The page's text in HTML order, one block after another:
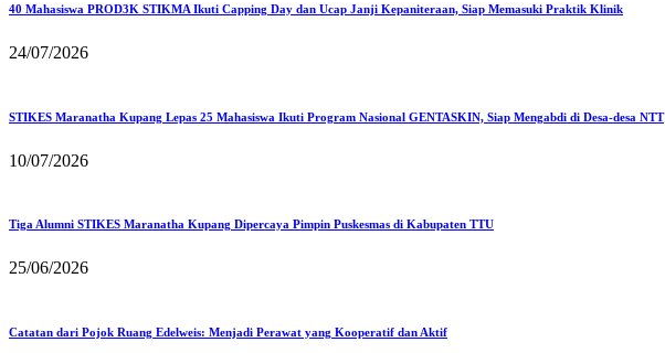
40 Mahasiswa PROD3K STIKMA Ikuti Capping Day dan Ucap Janji Kepaniteraan, Siap Memasuki Praktik Klinik
24/07/2026
STIKES Maranatha Kupang Lepas 25 Mahasiswa Ikuti Program Nasional GENTASKIN, Siap Mengabdi di Desa-desa NTT
10/07/2026
Tiga Alumni STIKES Maranatha Kupang Dipercaya Pimpin Puskesmas di Kabupaten TTU
25/06/2026
Catatan dari Pojok Ruang Edelweis: Menjadi Perawat yang Kooperatif dan Aktif